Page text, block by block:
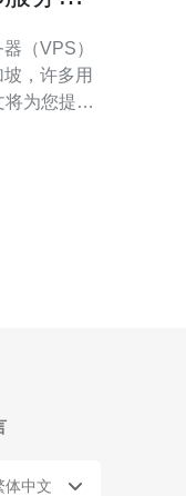
（VPS）
，许多用
为您提供
使用技巧
体中文